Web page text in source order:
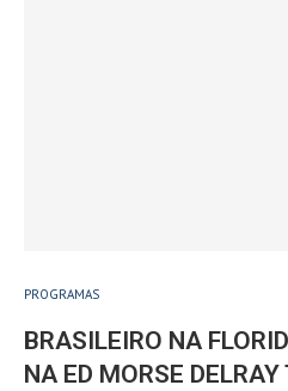
PROGRAMAS
BRASILEIRO NA
NA ED MORSE